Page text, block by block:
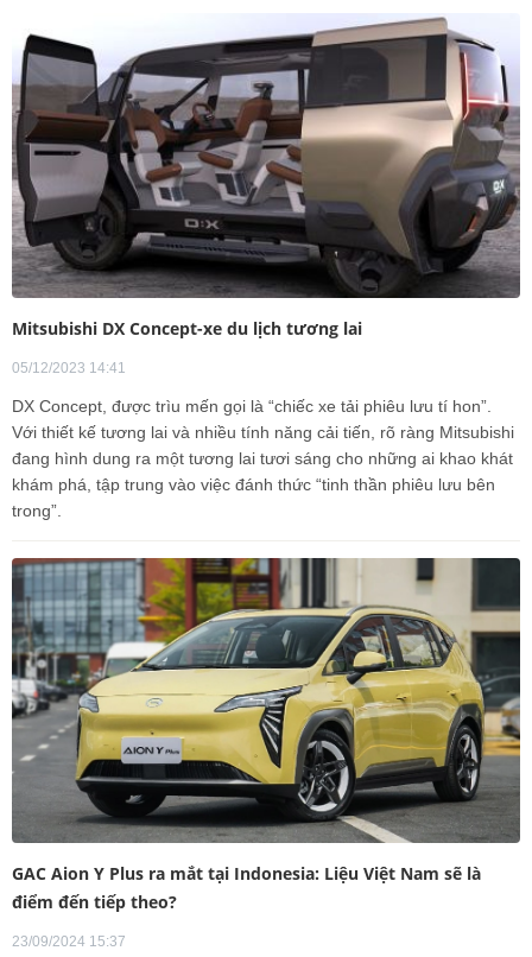
Mitsubishi DX Concept-xe du lịch tương lai
05/12/2023 14:41
DX Concept, được trìu mến gọi là “chiếc xe tải phiêu lưu tí hon”.
Với thiết kế tương lai và nhiều tính năng cải tiến, rõ ràng Mitsubishi
đang hình dung ra một tương lai tươi sáng cho những ai khao khát
khám phá, tập trung vào việc đánh thức “tinh thần phiêu lưu bên
trong”.
GAC Aion Y Plus ra mắt tại Indonesia: Liệu Việt Nam sẽ là
điểm đến tiếp theo?
23/09/2024 15:37